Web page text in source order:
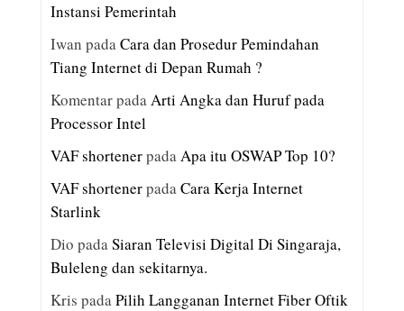
Instansi Pemerintah
Iwan padaCara dan Prosedur Pemindahan
Tiang Internet di Depan Rumah ?
KomentarpadaArti Angka dan Huruf pada
Processor Intel
VAF shortenerpadaApa itu OSWAP Top 10?
VAF shortenerpadaCara Kerja Internet
Starlink
Dio padaSiaran Televisi Digital Di Singaraja,
Buleleng dan sekitarnya.
Kris padaPilih Langganan Internet Fiber Oftik